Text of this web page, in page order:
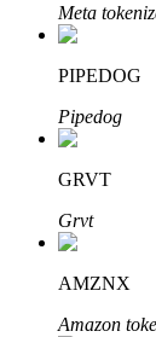
Découvrez
Meta
PIPEDOG
Pipedog
GRVT
Grvt
AMZNX
Amazon